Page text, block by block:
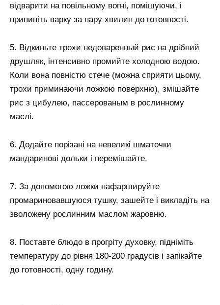
відварити на повільному вогні, помішуючи, і
припиніть варку за пару хвилин до готовності.
5. Відкиньте трохи недоваренный рис на дрібний
друшляк, інтенсивно промийте холодною водою.
Коли вона повністю стече (можна сприяти цьому,
трохи приминаючи ложкою поверхню), змішайте
рис з цибулею, пассерованым в рослинному
маслі.
6. Додайте порізані на невеликі шматочки
мандаринові дольки і перемішайте.
7. За допомогою ложки нафаршируйте
промариновавшуюся тушку, зашейте і викладіть на
зволожену рослинним маслом жаровню.
8. Поставте блюдо в прогріту духовку, підніміть
температуру до рівня 180-200 градусів і запікайте
до готовності, одну годину.